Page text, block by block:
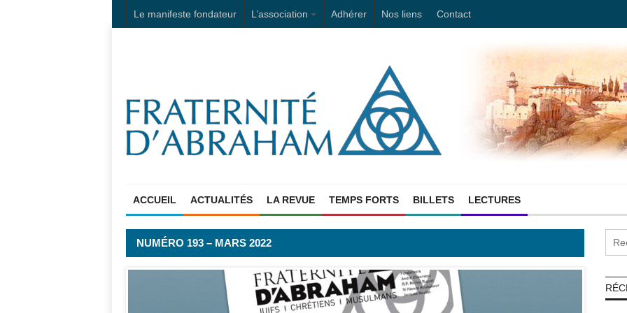
Le manifeste fondateur L’association Adhérer Nos liens Contact
ACCUEIL ACTUALITÉS LA REVUE TEMPS FORTS BILLETS LECTURES
NUMÉRO 193 – MARS 2022